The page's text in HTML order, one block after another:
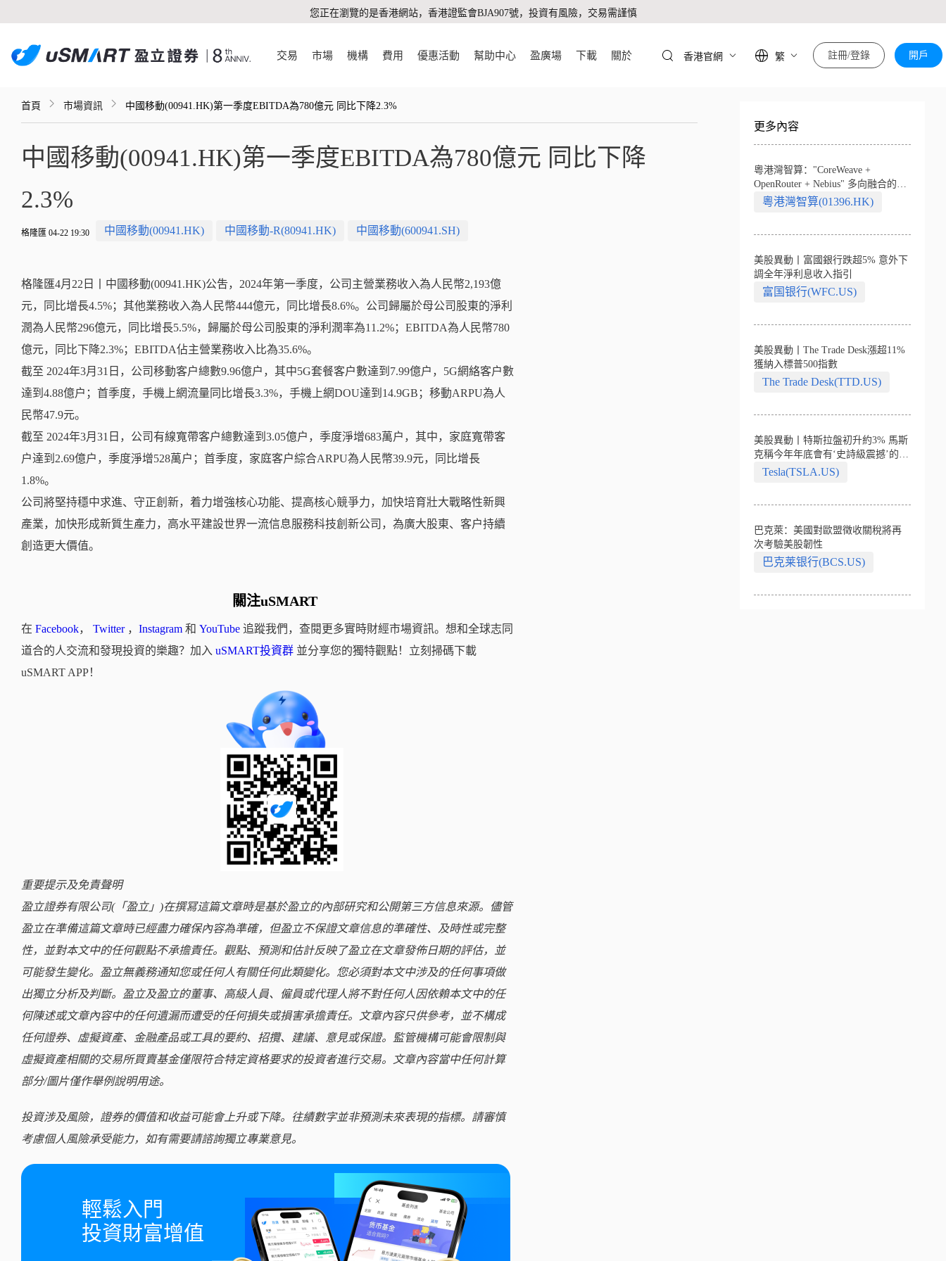
您正在瀏覽的是香港網站，香港證監會BJA907號，投資有風險，交易需謹慎
交易 市場 機構 費用 優惠活動 幫助中心 盈廣場 下載 關於 香港官網 繁 註冊/登錄 開戶
首頁 市場資訊 中國移動(00941.HK)第一季度EBITDA為780億元 同比下降2.3%
中國移動(00941.HK)第一季度EBITDA為780億元 同比下降
2.3%
格隆匯 04-22 19:30 中國移動(00941.HK) 中國移動-R(80941.HK) 中國移動(600941.SH)
格隆匯4月22日丨中國移動(00941.HK)公吿，2024年第一季度，公司主營業務收入為人民幣2,193億
元，同比增長4.5%；其他業務收入為人民幣444億元，同比增長8.6%。公司歸屬於母公司股東的淨利
潤為人民幣296億元，同比增長5.5%，歸屬於母公司股東的淨利潤率為11.2%；EBITDA為人民幣780
億元，同比下降2.3%；EBITDA佔主營業務收入比為35.6%。
截至 2024年3月31日，公司移動客户總數9.96億户，其中5G套餐客户數達到7.99億户，5G網絡客户數
達到4.88億户；首季度，手機上網流量同比增長3.3%，手機上網DOU達到14.9GB；移動ARPU為人
民幣47.9元。
截至 2024年3月31日，公司有線寬帶客户總數達到3.05億户，季度淨增683萬户，其中，家庭寬帶客
户達到2.69億户，季度淨增528萬户；首季度，家庭客户綜合ARPU為人民幣39.9元，同比增長
1.8%。
公司將堅持穩中求進、守正創新，着力增強核心功能、提高核心競爭力，加快培育壯大戰略性新興
產業，加快形成新質生產力，高水平建設世界一流信息服務科技創新公司，為廣大股東、客户持續
創造更大價值。
關注uSMART
在 Facebook， Twitter， Instagram 和 YouTube 追蹤我們，查閱更多實時財經市場資訊。想和全球志同
道合的人交流和發現投資的樂趣？加入 uSMART投資群 並分享您的獨特觀點！立刻掃碼下載
uSMART APP！
重要提示及免責聲明
盈立證券有限公司(「盈立」)在撰冩這篇文章時是基於盈立的內部研究和公開第三方信息來源。儘管
盈立在準備這篇文章時已經盡力確保內容為準確，但盈立不保證文章信息的準確性、及時性或完整
性，並對本文中的任何觀點不承擔責任。觀點、預測和估計反映了盈立在文章發佈日期的評估，並
可能發生變化。盈立無義務通知您或任何人有關任何此類變化。您必須對本文中涉及的任何事項做
出獨立分析及判斷。盈立及盈立的董事、高級人員、僱員或代理人將不對任何人因依賴本文中的任
何陳述或文章內容中的任何遺漏而遭受的任何損失或損害承擔責任。文章內容只供參考，並不構成
任何證券、虛擬資產、金融產品或工具的要約、招攬、建議、意見或保證。監管機構可能會限制與
虛擬資產相關的交易所買賣基金僅限符合特定資格要求的投資者進行交易。文章內容當中任何計算
部分/圖片僅作舉例說明用途。
投資涉及風險，證券的價值和收益可能會上升或下降。往績數字並非預測未來表現的指標。請審慎
考慮個人風險承受能力，如有需要請諮詢獨立專業意見。
輕鬆入門
投資財富增值
更多內容
粵港灣智算："CoreWeave +
OpenRouter + Nebius" 多向融合的中
國智算新範式
粵港灣智算(01396.HK)
美股異動丨富國銀行跌超5% 意外下
調全年淨利息收入指引
富国银行(WFC.US)
美股異動丨The Trade Desk漲超11%
獲納入標普500指數
The Trade Desk(TTD.US)
美股異動丨特斯拉盤初升約3% 馬斯
克稱今年年底會有‘史詩級震撼’的演
示Tesla(TSLA.US)
巴克萊：美國對歐盟徵收關稅將再
次考驗美股韌性
巴克莱银行(BCS.US)